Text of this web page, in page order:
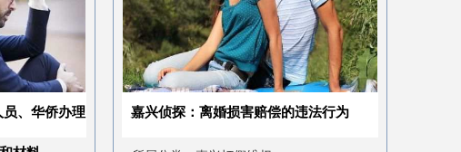
嘉兴侦探：离婚损害赔偿的违法行为 嘉兴市调查公司：